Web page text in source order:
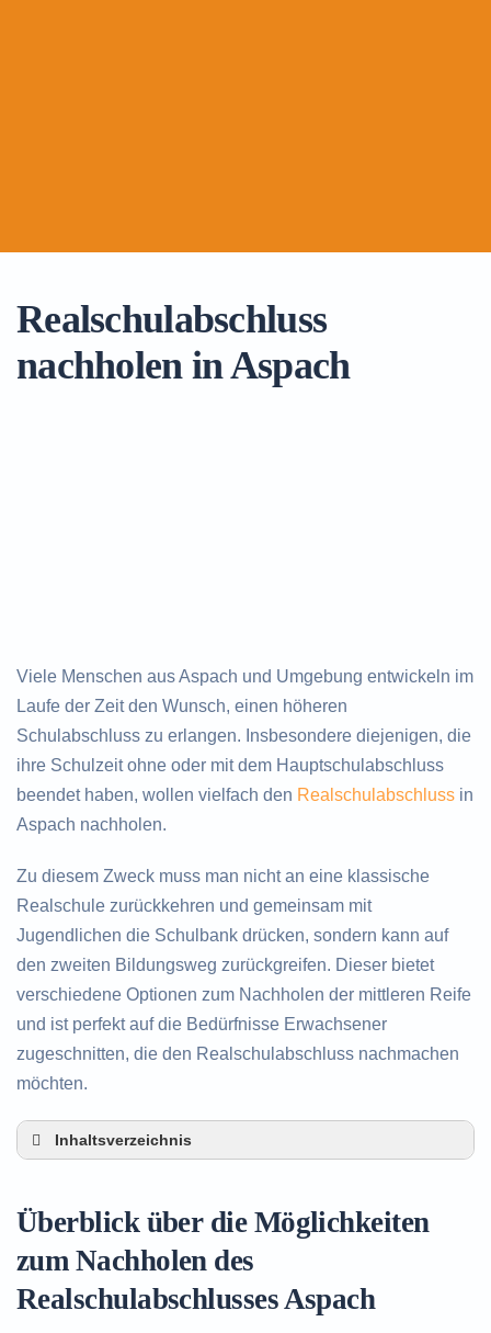
Realschulabschluss
nachholen in Aspach
Viele Menschen aus Aspach und Umgebung entwickeln im
Laufe der Zeit den Wunsch, einen höheren
Schulabschluss zu erlangen. Insbesondere diejenigen, die
ihre Schulzeit ohne oder mit dem Hauptschulabschluss
beendet haben, wollen vielfach den Realschulabschluss in
Aspach nachholen.
Zu diesem Zweck muss man nicht an eine klassische
Realschule zurückkehren und gemeinsam mit
Jugendlichen die Schulbank drücken, sondern kann auf
den zweiten Bildungsweg zurückgreifen. Dieser bietet
verschiedene Optionen zum Nachholen der mittleren Reife
und ist perfekt auf die Bedürfnisse Erwachsener
zugeschnitten, die den Realschulabschluss nachmachen
möchten.
Inhaltsverzeichnis
Alternativen zum nachträglichen Erwerb des
Realschulabschlusses in Aspach
Realschulabschlusses
Überblick über die Möglichkeiten
zum Nachholen des
Realschulabschlusses Aspach